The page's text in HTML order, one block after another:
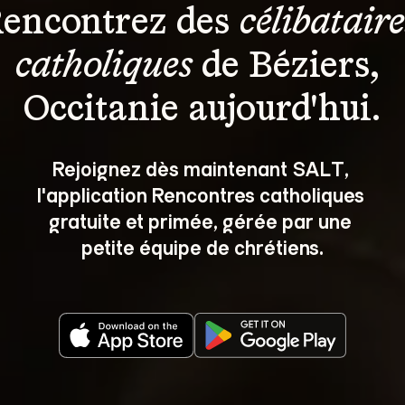
des
catholiques de Béziers,
Occitanie aujourd'hui.
Rejoignez dès maintenant SALT,
l'application Rencontres catholiques
gratuite et primée, gérée par une
petite équipe de chrétiens.